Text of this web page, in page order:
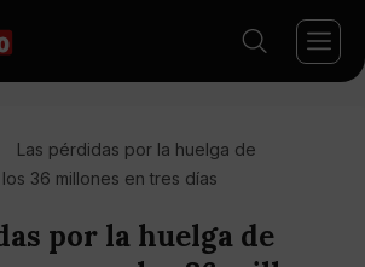
Las pérdidas por la huelga de
36 millones en tres días
por la huelga de